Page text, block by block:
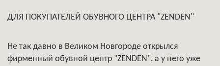
ДЛЯ ПОКУПАТЕЛЕЙ ОБУВНОГО ЦЕНТРА "ZENDEN"
Не так давно в Великом Новгороде открылся
фирменный обувной центр "ZENDEN", а у него уже